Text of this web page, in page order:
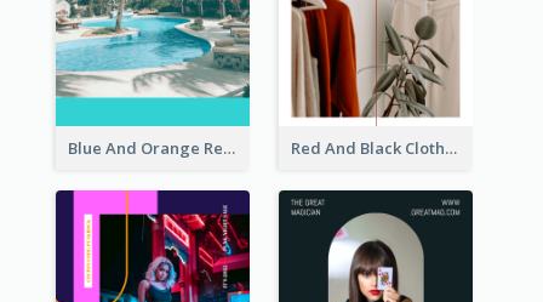
Blue And Orange Resort Photo Hotel Instagram Story Red And Black Clothes Sale Instagram Story